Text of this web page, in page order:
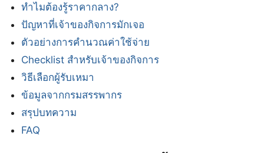
ทำไมต้องรู้ราคากลาง?
ปัญหาที่เจ้าของกิจการมักเจอ
ตัวอย่างการคำนวณค่าใช้จ่าย
Checklist สำหรับเจ้าของกิจการ
วิธีเลือกผู้รับเหมา
ข้อมูลจากกรมสรรพากร
สรุปบทความ
FAQ